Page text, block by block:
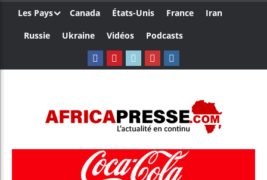
Les Pays Canada États-Unis France
Iran
Russie
Ukraine Vidéos Podcasts